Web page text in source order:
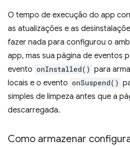
O tempo de execução do app
as atualizações e as
fazer nada para configurou o
app, mas sua página de eventos
evento onInstalled() para
locais e o evento onSuspend()
simples de limpeza antes que a
descarregada.
Como armazenar